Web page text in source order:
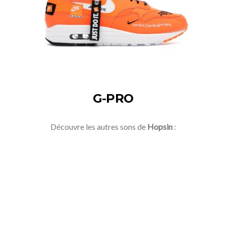
Acheter
G-PRO
Découvre les autres sons de Hopsin: